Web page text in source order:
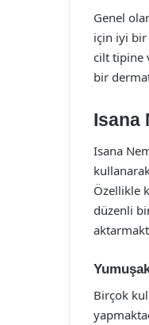
Genel
için iyi bir
cilt tipine
bir
Isana
Isana
Özellikle
düzenli
Birçok